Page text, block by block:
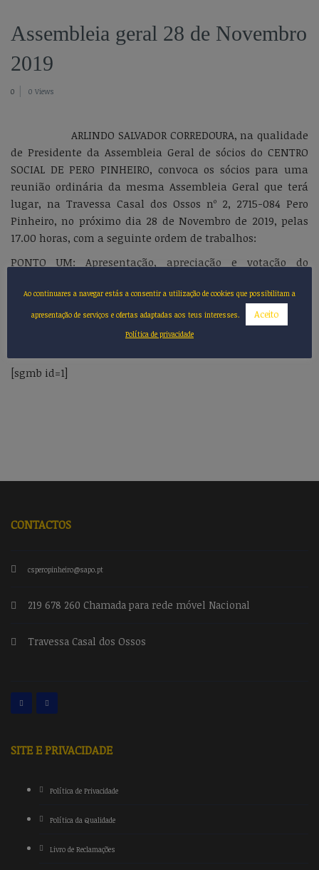
Assembleia geral 28 de Novembro
2019
0 0 Views
ARLINDO SALVADOR CORREDOURA, na qualidade
de Presidente da Assembleia Geral de sócios do CENTRO
SOCIAL DE PERO PINHEIRO, convoca os sócios para uma
reunião ordinária da mesma Assembleia Geral que terá
lugar, na Travessa Casal dos Ossos nº 2, 2715-084 Pero
Pinheiro, no próximo dia 28 de Novembro de 2019, pelas
17.00 horas, com a seguinte ordem de trabalhos:
PONTO UM: Apresentação, apreciação e votação do
PONTO DOIS: Assuntos do interesse associativo
[sgmb id=1]
CONTACTOS
csperopinheiro@sapo.pt
219 678 260 Chamada para rede móvel Nacional
Travessa Casal dos Ossos
SITE E PRIVACIDADE
Política de Privacidade
Política da Qualidade
Livro de Reclamações
Ao continuares a navegar estás a consentir a utilização de cookies que possibilitam a
apresentação de serviços e ofertas adaptadas aos teus interesses. Aceito
Política de privacidade